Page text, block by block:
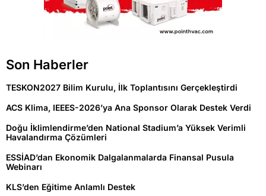
Son Haberler
TESKON2027 Bilim Kurulu, İlk Toplantısını Gerçekleştirdi
ACS Klima, IEEES-2026’ya Ana Sponsor Olarak Destek Verdi
Doğu İklimlendirme’den National Stadium’a Yüksek Verimli
Havalandırma Çözümleri
ESSİAD’dan Ekonomik Dalgalanmalarda Finansal Pusula
Webinarı
KLS’den Eğitime Anlamlı Destek